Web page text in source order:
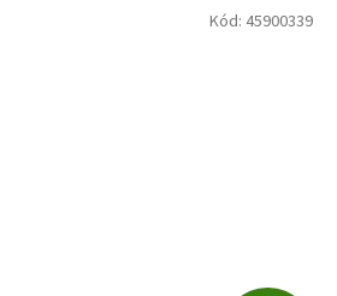
Kód: 45900339